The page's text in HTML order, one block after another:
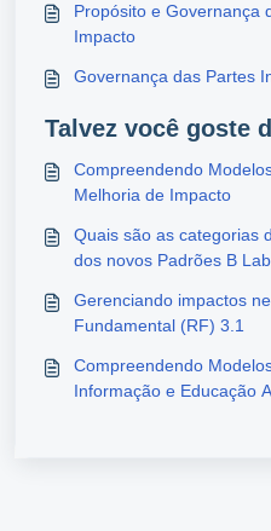
Propósito e Governança
Impacto
Governança das Partes
Talvez você goste
Compreendendo
Melhoria de Impacto
Quais são as categorias
dos novos Padrões B
Gerenciando impactos
Fundamental (RF) 3.1
Compreendendo
Informação e Educação